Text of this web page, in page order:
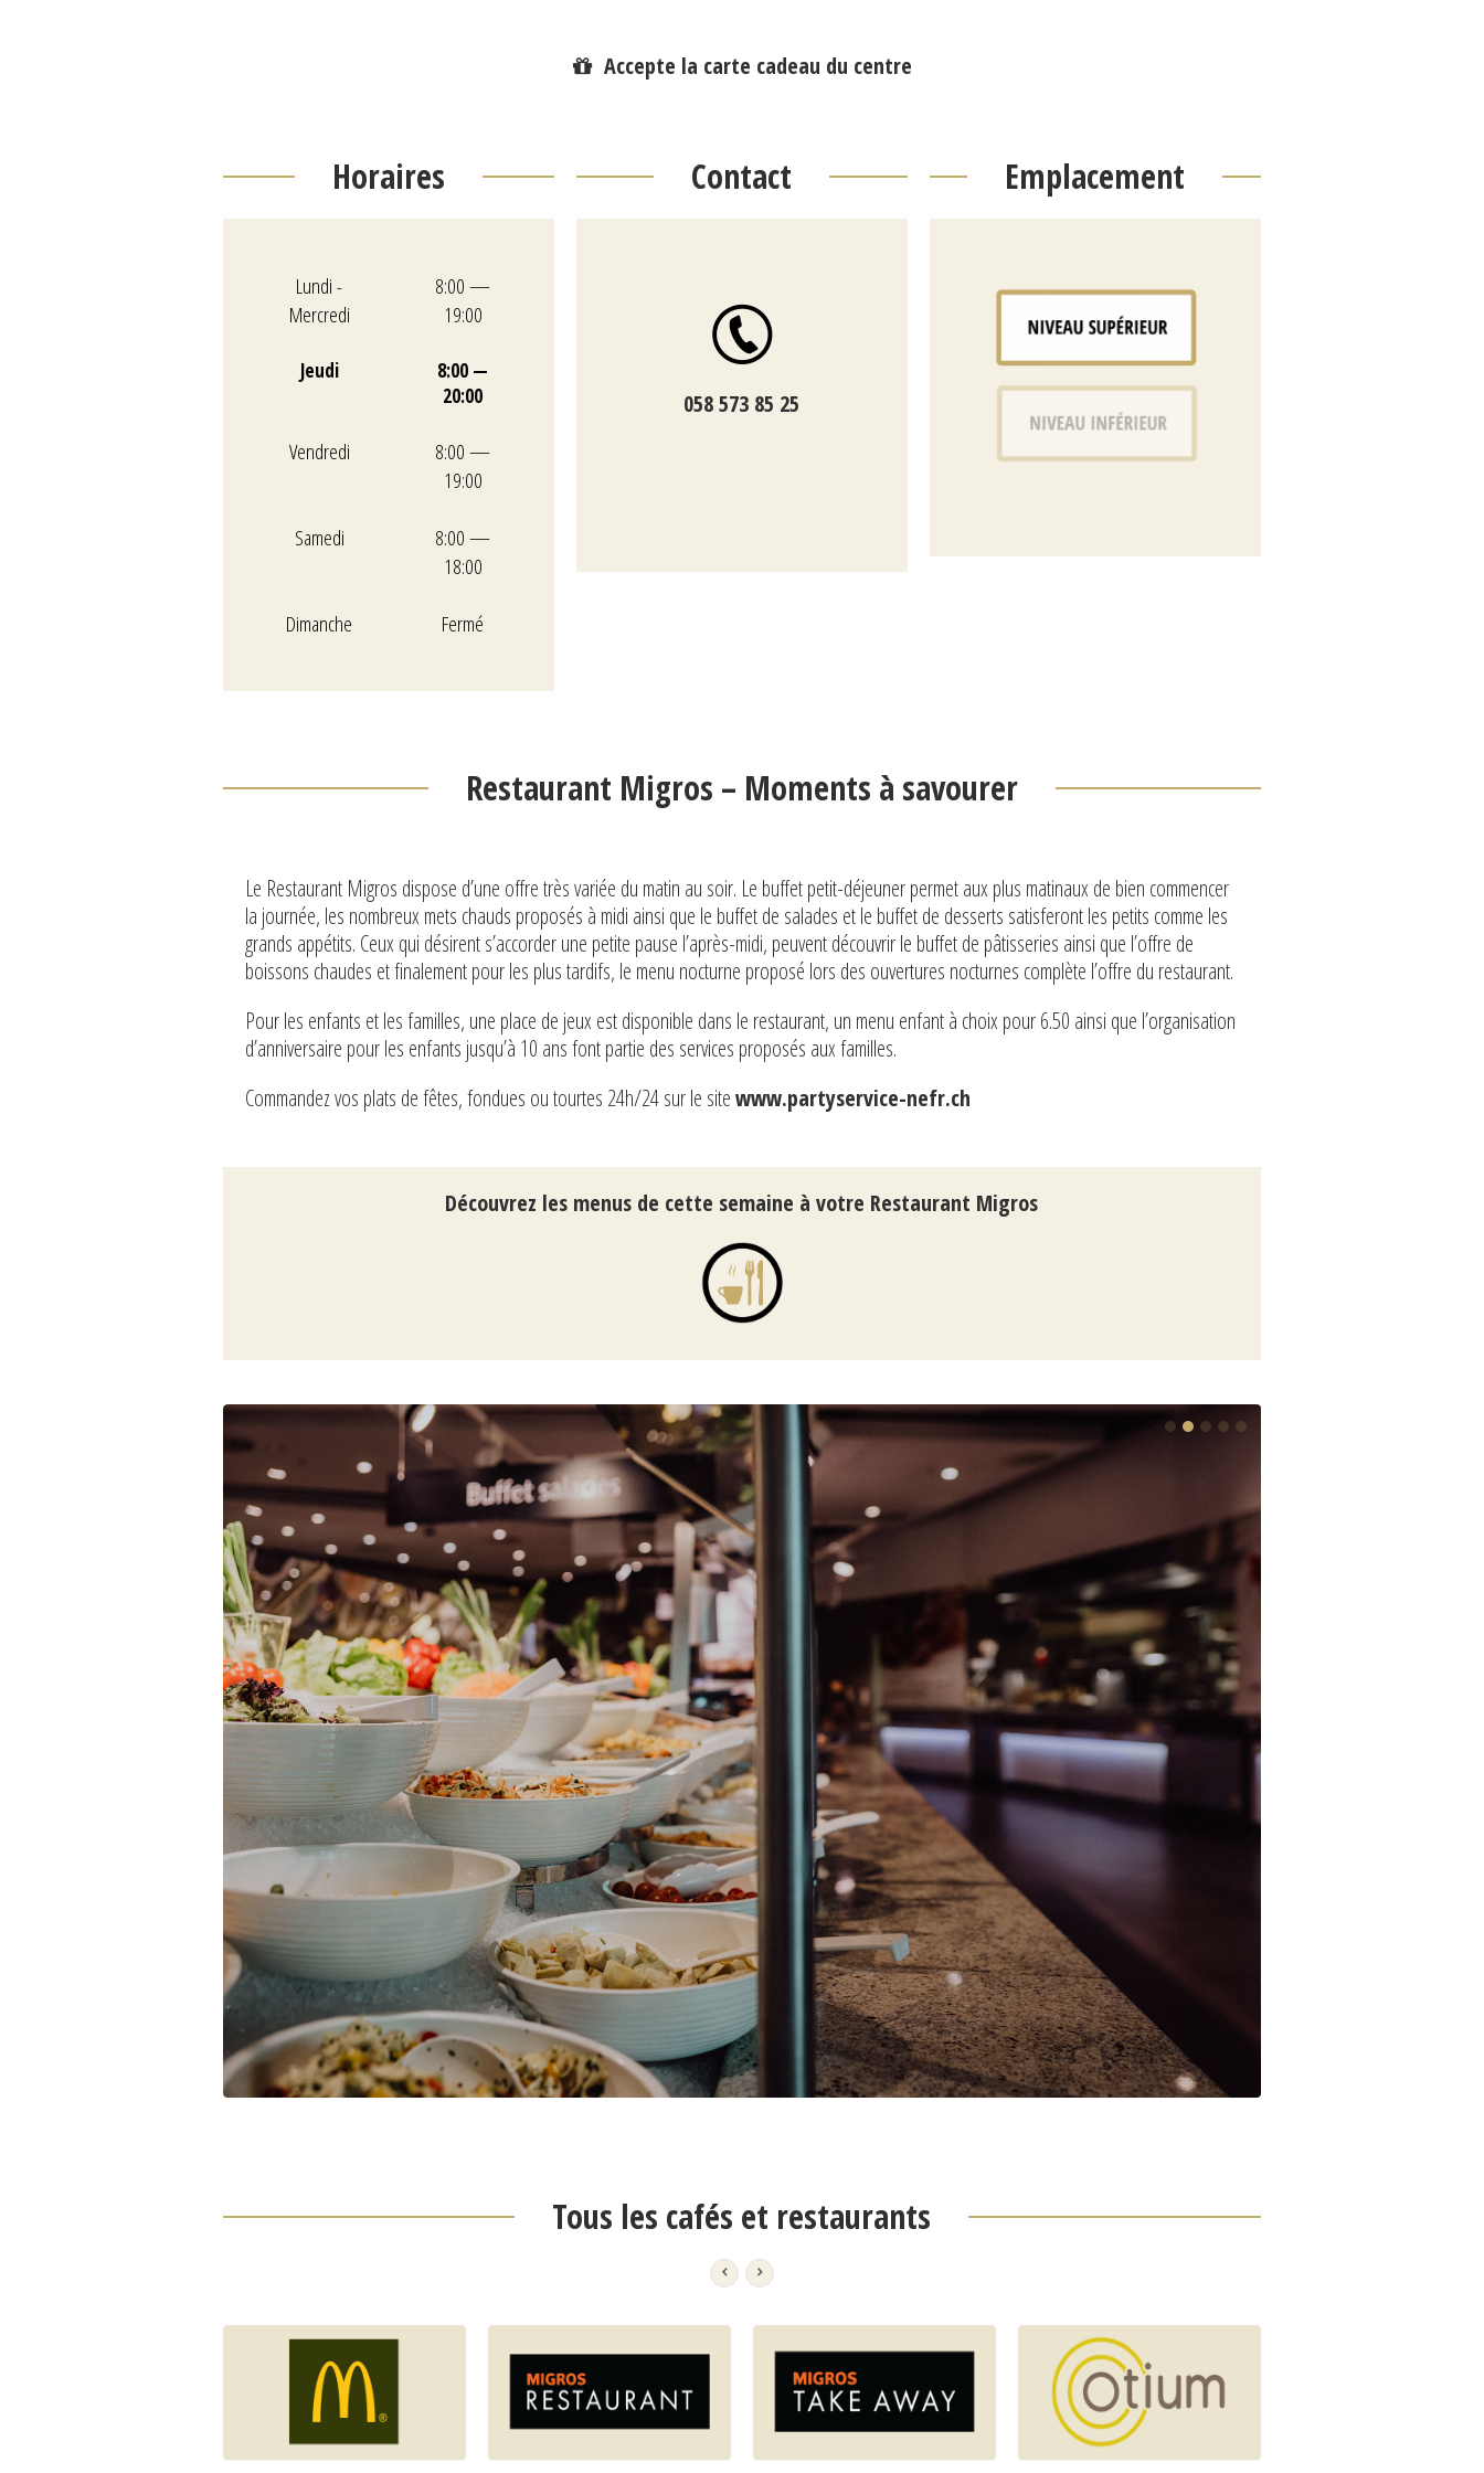
Accepte la carte cadeau du centre
Horaires
Lundi -
Mercredi
8:00 —
19:00
Jeudi
8:00 —
20:00
Vendredi
8:00 —
19:00
Samedi
8:00 —
18:00
Dimanche
Fermé
Contact
058 573 85 25
Emplacement
Restaurant Migros – Moments à savourer
Le Restaurant Migros dispose d’une offre très variée du matin au soir. Le buffet petit-déjeuner permet aux plus matinaux de bien commencer
la journée, les nombreux mets chauds proposés à midi ainsi que le buffet de salades et le buffet de desserts satisferont les petits comme les
grands appétits. Ceux qui désirent s’accorder une petite pause l’après-midi, peuvent découvrir le buffet de pâtisseries ainsi que l’offre de
boissons chaudes et finalement pour les plus tardifs, le menu nocturne proposé lors des ouvertures nocturnes complète l’offre du restaurant.
Pour les enfants et les familles, une place de jeux est disponible dans le restaurant, un menu enfant à choix pour 6.50 ainsi que l’organisation
d’anniversaire pour les enfants jusqu’à 10 ans font partie des services proposés aux familles.
Commandez vos plats de fêtes, fondues ou tourtes 24h/24 sur le sitewww.partyservice-nefr.ch
Découvrez les menus de cette semaine à votre Restaurant Migros
Tous les cafés et restaurants